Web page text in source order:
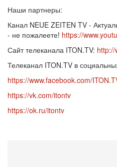
Наши партнеры:
Канал NEUE ZEITEN TV -
- не пожалеете! https://
Сайт телеканала ITON.TV: http://
Телеканал ITON.TV в
https://www.facebook.com/
https://vk.com/itontv
https://ok.ru/itontv